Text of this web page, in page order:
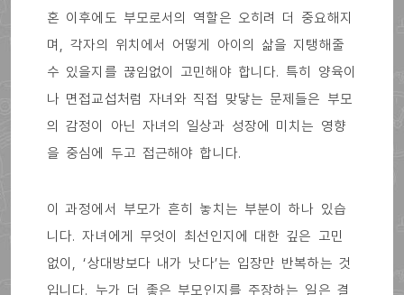
혼 이후에도 부모로서의 역할은 오히려 더 중요해지
며, 각자의 위치에서 어떻게 아이의 삶을 지탱해줄
수 있을지를 끊임없이 고민해야 합니다. 특히 양육이
나 면접교섭처럼 자녀와 직접 맞닿는 문제들은 부모
의 감정이 아닌 자녀의 일상과 성장에 미치는 영향
을 중심에 두고 접근해야 합니다.
이 과정에서 부모가 흔히 놓치는 부분이 하나 있습
니다. 자녀에게 무엇이 최선인지에 대한 깊은 고민
없이, ‘상대방보다 내가 낫다’는 입장만 반복하는 것
입니다. 누가 더 좋은 부모인지를 주장하는 일은 결